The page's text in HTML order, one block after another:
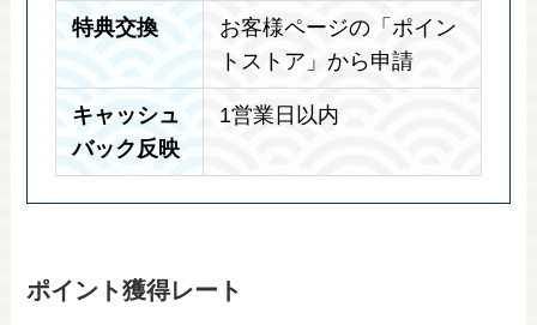
特典交換
お客様ページの「ポイン
トストア」から申請
キャッシュ
バック反映
1営業日以内
ポイント獲得レート